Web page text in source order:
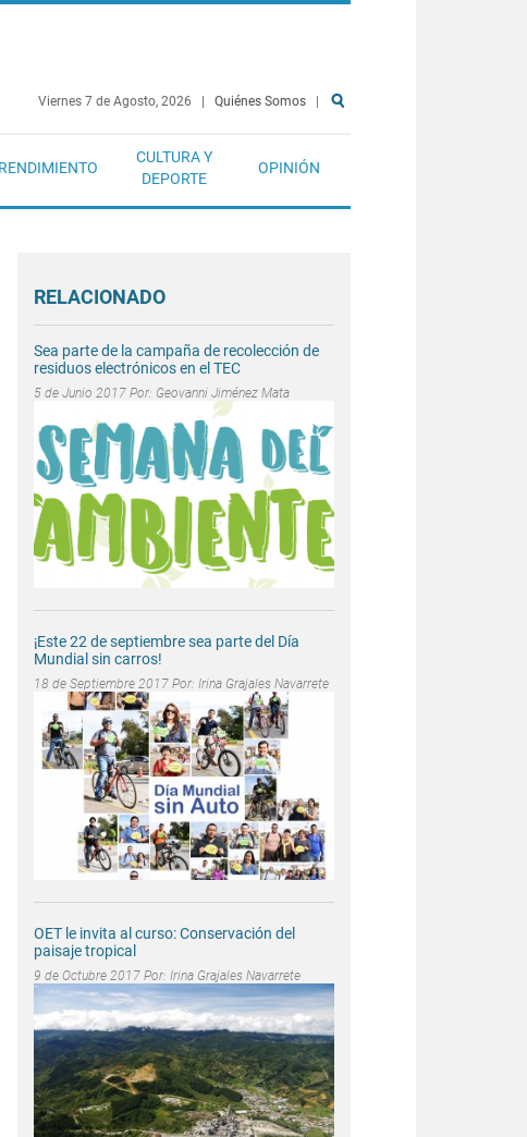
Viernes 7 de Agosto, 2026 Quiénes Somos
CULTURA Y
DEPORTE
OPINIÓN
RELACIONADO
Sea parte de la campaña de recolección de
residuos electrónicos en el TEC
5 de Junio 2017 Por: Geovanni Jiménez Mata
¡Este 22 de septiembre sea parte del Día
Mundial sin carros!
18 de Septiembre 2017 Por: Irina Grajales Navarrete
OET le invita al curso: Conservación del
paisaje tropical
9 de Octubre 2017 Por: Irina Grajales Navarrete